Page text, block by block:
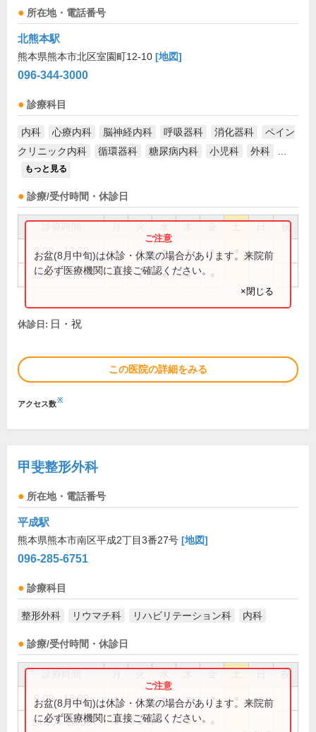
所在地・電話番号
北熊本駅
熊本県熊本市北区室園町12-10 [地図]
096-344-3000
診療科目
内科 心療内科 脳神経内科 呼吸器科 消化器科
ペイン
クリニック内科
循環器科 糖尿病内科 小児科 外科
もっと見る
診療/受付時間・休診日
祝
9:00～12:30 ● ● ● ● ●
13:30～17:30 ● ● ● ●
お盆(8月中旬)は休診・休業の場合があります。来院前
に必ず医療機関に直接ご確認ください。
×閉じる
休診日: 日・祝
この医院の詳細をみる
アクセス数※
甲斐整形外科
所在地・電話番号
平成駅
熊本県熊本市南区平成2丁目3番27号 [地図]
096-285-6751
診療科目
整形外科 リウマチ科 リハビリテーション科 内科
診療/受付時間・休診日
祝
9:00～13:00 ● ● ● ● ●
14:00～18:00 ● ● ●
お盆(8月中旬)は休診・休業の場合があります。来院前
に必ず医療機関に直接ご確認ください。